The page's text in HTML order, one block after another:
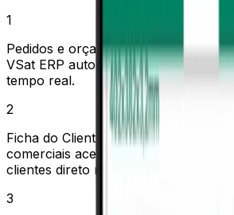
1
Pedidos e orçamentos emitidos em
VSat ERP automaticamente. A
tempo real.
2
Ficha do Cliente com histórico de
comerciais acessíveis no dispositivo.
clientes direto na visita.
3